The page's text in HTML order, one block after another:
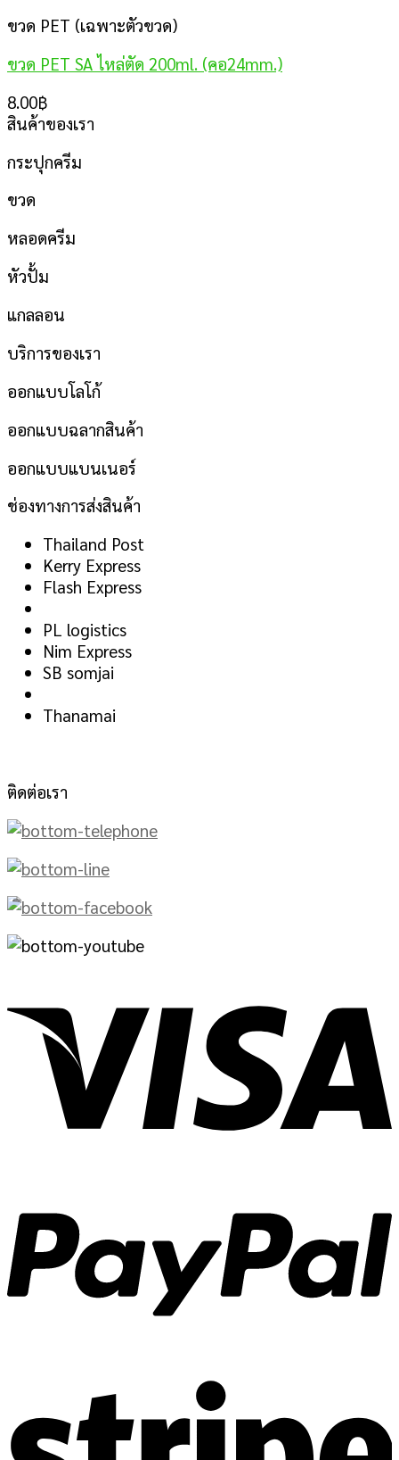
ขวด PET (เฉพาะตัวขวด)
ขวด PET SA ไหล่ตัด 200ml. (คอ24mm.)
8.00฿
สินค้าของเรา
กระปุกครีม
ขวด
หลอดครีม
หัวปั้ม
แกลลอน
บริการของเรา
ออกแบบโลโก้
ออกแบบฉลากสินค้า
ออกแบบแบนเนอร์
ช่องทางการส่งสินค้า
Thailand Post
Kerry Express
Flash Express
PL logistics
Nim Express
SB somjai
Thanamai
ติดต่อเรา